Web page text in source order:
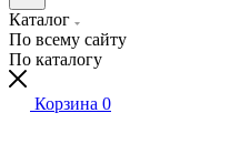
Каталог
По всему сайту
По каталогу
Корзина 0